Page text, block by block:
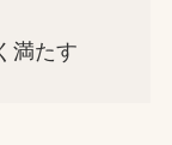
満たす